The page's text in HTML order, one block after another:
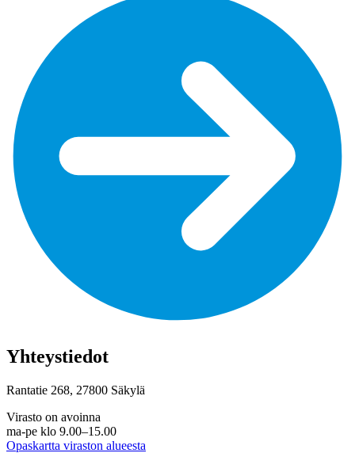
Yhteystiedot
Rantatie 268, 27800 Säkylä
Virasto on avoinna
ma-pe klo 9.00–15.00
Opaskartta viraston alueesta